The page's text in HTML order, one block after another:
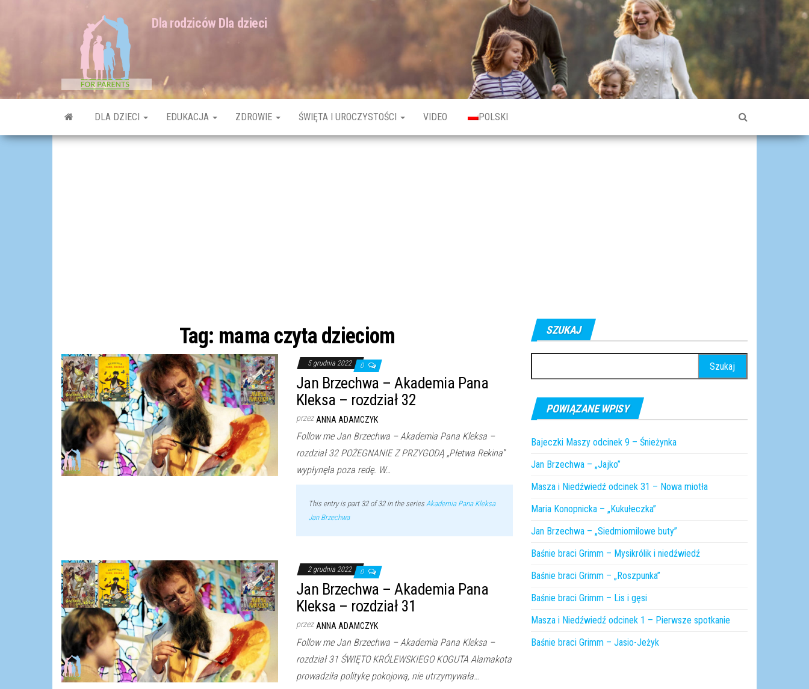
Dla rodziców Dla dzieci
DLA DZIECI EDUKACJA ZDROWIE ŚWIĘTA I UROCZYSTOŚCI VIDEO POLSKI
Tag: mama czyta dzieciom
5 grudnia 2022 0
Jan Brzechwa – Akademia Pana
Kleksa – rozdział 32
przez ANNA ADAMCZYK
Follow me Jan Brzechwa – Akademia Pana Kleksa –
rozdział 32 POŻEGNANIE Z PRZYGODĄ „Płetwa Rekina”
wypłynęła poza redę. W…
This entry is part 32 of 32 in the seriesAkademia Pana Kleksa
Jan Brzechwa
2 grudnia 2022 0
Jan Brzechwa – Akademia Pana
Kleksa – rozdział 31
przez ANNA ADAMCZYK
Follow me Jan Brzechwa – Akademia Pana Kleksa –
rozdział 31 ŚWIĘTO KRÓLEWSKIEGO KOGUTA Alamakota
prowadziła politykę pokojową, nie utrzymywała…
SZUKAJ
POWIĄZANE WPISY
Bajeczki Maszy odcinek 9 – Śnieżynka
Jan Brzechwa – „Jajko”
Masza i Niedźwiedź odcinek 31 – Nowa miotła
Maria Konopnicka – „Kukułeczka”
Jan Brzechwa – „Siedmiomilowe buty”
Baśnie braci Grimm – Mysikrólik i niedźwiedź
Baśnie braci Grimm – „Roszpunka”
Baśnie braci Grimm – Lis i gęsi
Masza i Niedźwiedź odcinek 1 – Pierwsze spotkanie
Baśnie braci Grimm – Jasio-Jeżyk